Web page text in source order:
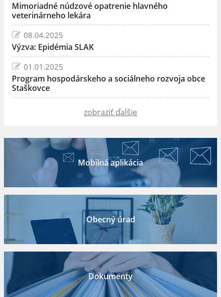
Mimoriadné núdzové opatrenie hlavného
veterinárneho lekára
08.04.2025
Výzva: Epidémia SLAK
01.01.2025
Program hospodárskeho a sociálneho rozvoja obce
Staškovce
zobraziť ďalšie
Mobilná aplikácia
Obecný úrad
Dokumenty